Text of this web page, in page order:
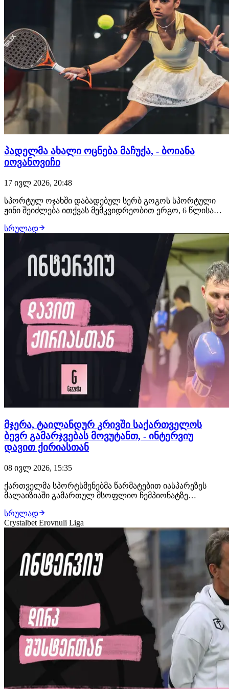
პადელმა ახალი ოცნება მაჩუქა, - ბოიანა
იოვანოვიჩი
17 ივლ 2026, 20:48
სპორტულ ოჯახში დაბადებულ სერბ გოგოს სპორტული
ჟინი შეიძლება ითქვას მემკვიდრეობით ერგო, 6 წლისას
გოგო ვერაგ დაავადებას ებრძოდა, გაიმარჯვის, შემდეგ
იყო ბულინგი განსხვავებულობის გამო, აქაც გაიმარჯვა,
სრულად
მჯერა, ტაილანდურ კრივში საქართველოს
ბევრ გამარჯვებას მოვუტანთ, - ინტერვიუ
დავით ქირიასთან
08 ივლ 2026, 15:35
ქართველმა სპორტსმენებმა წარმატებით იასპარეზეს
მალაიზიაში გამართულ მსოფლიო ჩემპიონატზე
კატეგორიაში საქართველომ 2 მედალი
მოიპოვა.ტურნირზე ჩვენი ქვეყნიდან სამმა სპორტსმენმა
იასპარეზა. ვერცხლის მედლები გაბრიელ უბერიამ (U10,
სრულად
Crystalbet Erovnuli Liga